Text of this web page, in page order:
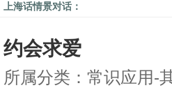
上海话情景对话：
约会求爱
所属分类：常识应用-